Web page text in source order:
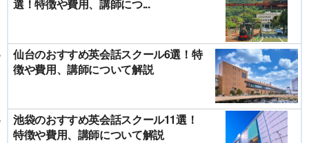
選！特徴や費用、講師につ...
仙台のおすすめ英会話スクール6選！特
徴や費用、講師について解説
池袋のおすすめ英会話スクール11選！
特徴や費用、講師について解説